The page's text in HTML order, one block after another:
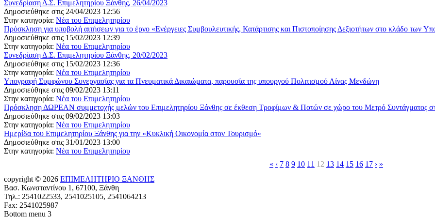
Συνεδρίαση Δ.Σ. Επιμελητηρίου Ξάνθης, 26/04/2023
Δημοσιεύθηκε στις 24/04/2023 12:56
Στην κατηγορία: Νέα του Επιμελητηρίου
Πρόσκληση για υποβολή αιτήσεων για το έργο «Ενέργειες Συμβουλευτικής, Κατάρτισης και Πιστοποίησης Δεξιοτήτων στο κλάδο των
Δημοσιεύθηκε στις 15/02/2023 12:39
Στην κατηγορία: Νέα του Επιμελητηρίου
Συνεδρίαση Δ.Σ. Επιμελητηρίου Ξάνθης, 20/02/2023
Δημοσιεύθηκε στις 15/02/2023 12:36
Στην κατηγορία: Νέα του Επιμελητηρίου
Υπογραφή Συμφώνου Συνεργασίας για τα Πνευματικά Δικαιώματα, παρουσία της υπουργού Πολιτισμού Λίνας Μενδώνη
Δημοσιεύθηκε στις 09/02/2023 13:11
Στην κατηγορία: Νέα του Επιμελητηρίου
Πρόσκληση ΔΩΡΕΑΝ συμμετοχής μελών του Επιμελητηρίου Ξάνθης σε έκθεση Τροφίμων & Ποτών σε χώρο του Μετρό Συντάγματος
Δημοσιεύθηκε στις 09/02/2023 13:03
Στην κατηγορία: Νέα του Επιμελητηρίου
Ημερίδα του Επιμελητηρίου Ξάνθης για την «Κυκλική Οικονομία στον Τουρισμό»
Δημοσιεύθηκε στις 31/01/2023 13:00
Στην κατηγορία: Νέα του Επιμελητηρίου
« ‹ 7 8 9 10 11 12 13 14 15 16 17 › »
copyright © 2026 ΕΠΙΜΕΛΗΤΗΡΙΟ ΞΑΝΘΗΣ
Βασ. Κωνσταντίνου 1, 67100, Ξάνθη
Τηλ.: 2541022533, 2541025105, 2541064213
Fax: 2541025987
Bottom menu 3